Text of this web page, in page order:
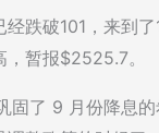
经跌破101，来到
暂报$2525.7。
固了 9 月份降息